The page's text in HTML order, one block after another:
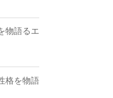
物語るエ
格を物語